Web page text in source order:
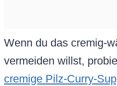
Wenn du das cremig-
vermeiden willst,
cremige Pilz-Curry-